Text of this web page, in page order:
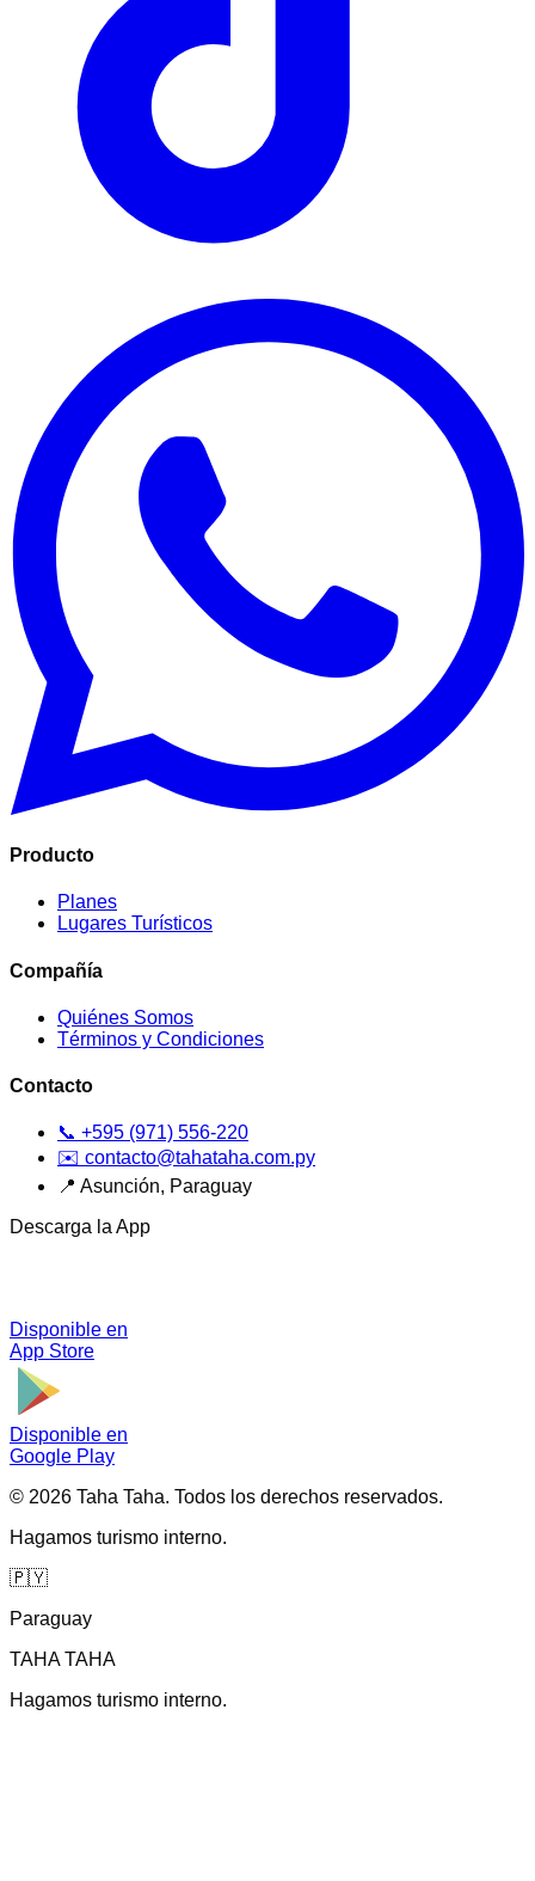
Producto
Planes
Lugares Turísticos
Compañía
Quiénes Somos
Términos y Condiciones
Contacto
📞 +595 (971) 556-220
✉️ contacto@tahataha.com.py
📍 Asunción, Paraguay
Descarga la App
Disponible en
App Store
Disponible en
Google Play
© 2026 Taha Taha. Todos los derechos reservados.
Hagamos turismo interno.
🇵🇾
Paraguay
TAHA TAHA
Hagamos turismo interno.